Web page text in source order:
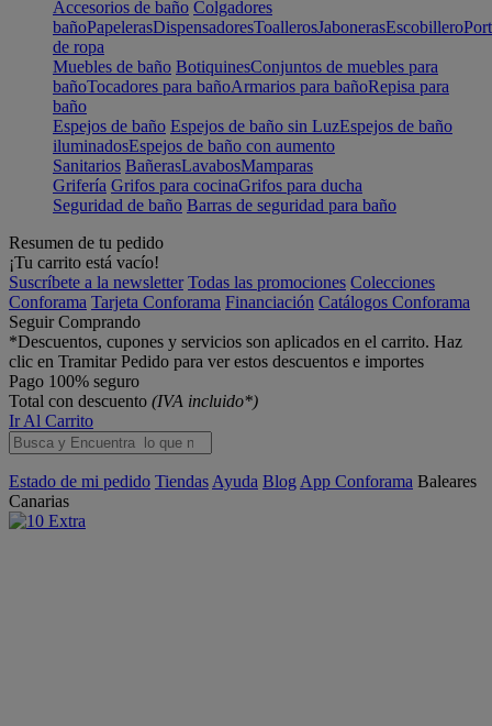
Accesorios de baño Colgadores
bañoPapelerasDispensadoresToallerosJabonerasEscobillero
de ropa
Muebles de baño BotiquinesConjuntos de muebles para
bañoTocadores para bañoArmarios para bañoRepisa para
baño
Espejos de baño Espejos de baño sin LuzEspejos de baño
iluminadosEspejos de baño con aumento
Sanitarios BañerasLavabosMamparas
Grifería Grifos para cocinaGrifos para ducha
Seguridad de baño Barras de seguridad para baño
Resumen de tu pedido
¡Tu carrito está vacío!
Suscríbete a la newsletter Todas las promociones Colecciones
Conforama Tarjeta Conforama Financiación Catálogos Conforama
Seguir Comprando
*Descuentos, cupones y servicios son aplicados en el carrito. Haz
clic en Tramitar Pedido para ver estos descuentos e importes
Pago 100% seguro
Total con descuento (IVA incluido*)
Ir Al Carrito
Estado de mi pedido Tiendas Ayuda Blog App Conforama Baleares
Canarias